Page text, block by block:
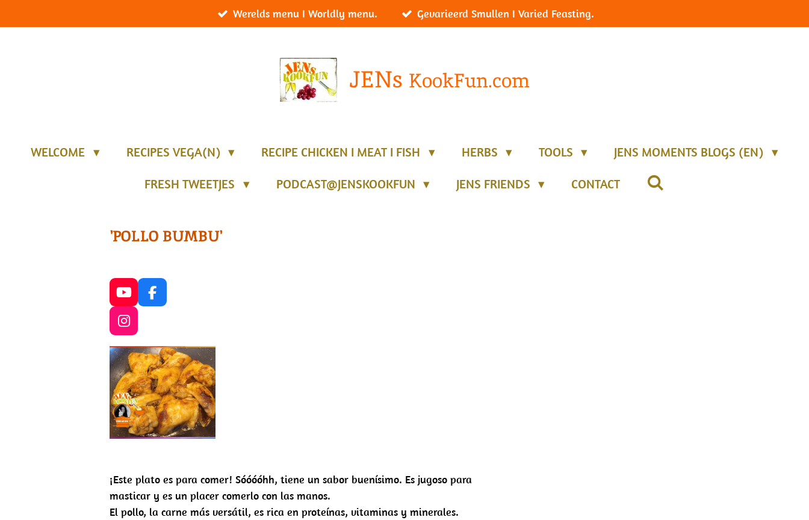
direct
Werelds menu I Worldly menu. Gevarieerd Smullen I Varied Feasting.
JENs KookFun.com
WELCOME RECIPES VEGA(N) RECIPE CHICKEN I MEAT I FISH HERBS TOOLS JENS MOMENTS BLOGS (EN)
FRESH TWEETJES PODCAST@JENSKOOKFUN JENS FRIENDS CONTACT
'POLLO BUMBU'
Y
o
u
T
u
b
e
F
a
b
o
o
k
I
n
s
t
a
g
r
a
m
¡Este plato es para comer! Sóóóóhh, tiene un sabor buenísimo. Es jugoso para
masticar y es un placer comerlo con las manos.
El pollo, la carne más versátil, es rica en proteínas, vitaminas y minerales.